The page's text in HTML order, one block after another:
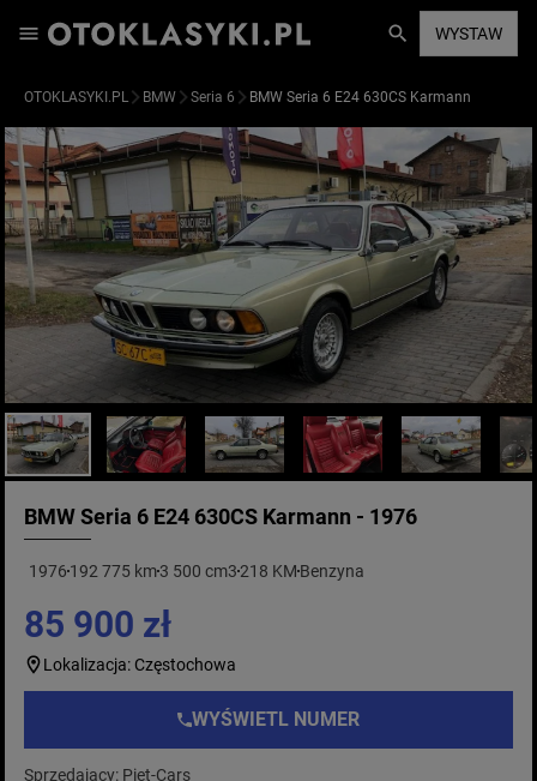
WYSTAW
OTOKLASYKI.PL BMW Seria 6 BMW Seria 6 E24 630CS Karmann
BMW Seria 6 E24 630CS Karmann - 1976
1976 192 775 km3 500 cm3218 KM Benzyna
85 900 zł
Lokalizacja: Częstochowa
WYŚWIETL NUMER
Sprzedający: Piet-Cars